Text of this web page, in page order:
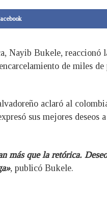
Nayib Bukele, reaccionó
de miles
aclaró al
sus mejores
más que la retórica.
, publicó Bukele.